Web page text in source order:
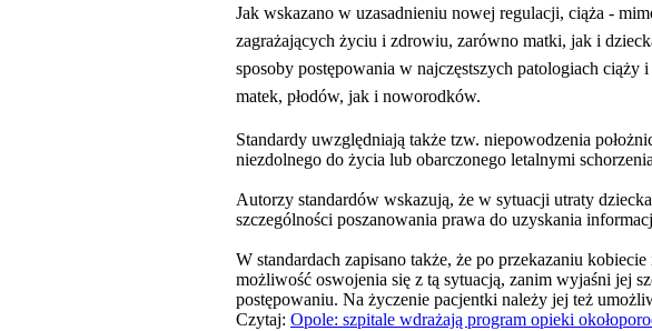
Jak wskazano w uzasadnieniu nowej regulacji, ciąża -
zagrażających życiu i zdrowiu, zarówno matki, jak i
sposoby postępowania w najczęstszych patologiach
matek, płodów, jak i noworodków.
Standardy uwzględniają także tzw. niepowodzenia
niezdolnego do życia lub obarczonego letalnymi
Autorzy standardów wskazują, że w sytuacji utraty
szczególności poszanowania prawa do uzyskania
W standardach zapisano także, że po przekazaniu
możliwość oswojenia się z tą sytuacją, zanim wyjaśni jej
postępowaniu. Na życzenie pacjentki należy jej też
Czytaj: Opole: szpitale wdrażają program opieki